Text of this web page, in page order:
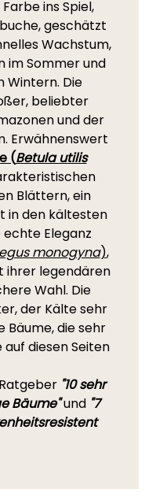
ins Spiel,
geschätzt
Wachstum,
im Sommer und
Wintern. Die
beliebter
und der
Erwähnenswert
(Betula utilis
Blättern, ein
in den kältesten
Eleganz
monogyna),
ihrer legendären
Wahl. Die
der Kälte sehr
Bäume, die sehr
diesen Seiten
"10 sehr
Bäume"und "7